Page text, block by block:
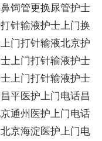
饲管更换尿管护士
针输液护士上门换
门打针输液北京护
上门打针输液护士
上门打针输液护士
平医护上门电话昌
通州医护上门电话
京海淀医护上门电